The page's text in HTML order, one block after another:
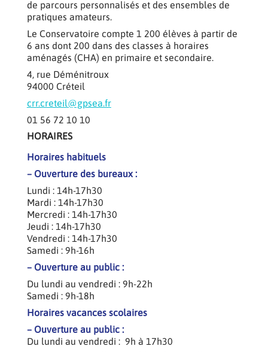
de parcours personnalisés et des ensembles de
pratiques amateurs.
Le Conservatoire compte 1 200 élèves à partir de
6 ans dont 200 dans des classes à horaires
aménagés (CHA) en primaire et secondaire.
4, rue Déménitroux
94000 Créteil
crr.creteil@gpsea.fr
01 56 72 10 10
HORAIRES
Horaires habituels
– Ouverture des bureaux :
Lundi : 14h-17h30
Mardi : 14h-17h30
Mercredi : 14h-17h30
Jeudi : 14h-17h30
Vendredi : 14h-17h30
Samedi : 9h-16h
– Ouverture au public :
Du lundi au vendredi : 9h-22h
Samedi : 9h-18h
Horaires vacances scolaires
– Ouverture au public :
Du lundi au vendredi : 9h à 17h30